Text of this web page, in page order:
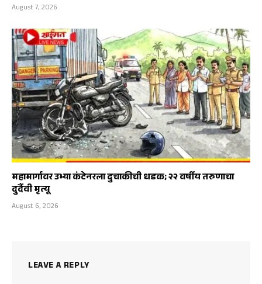
August 7, 2026
महामार्गावर उभ्या कंटेनरला दुचाकीची धडक; २२ वर्षीय तरुणाचा
दुर्दैवी मृत्यू
August 6, 2026
LEAVE A REPLY